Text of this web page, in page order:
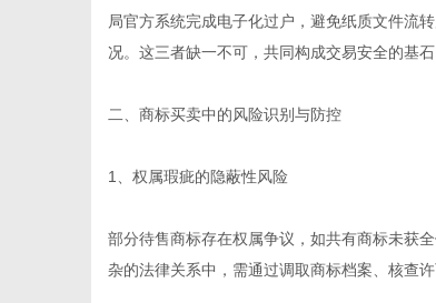
局官方系统完成电子化过户，避免纸质文件流
况。这三者缺一不可，共同构成交易安全的基石
二、商标买卖中的风险识别与防控
1、权属瑕疵的隐蔽性风险
部分待售商标存在权属争议，如共有商标未获
杂的法律关系中，需通过调取商标档案、核查